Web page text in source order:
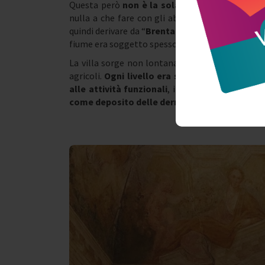
Questa però non è la sola possibile origine
nulla a che fare con gli abitanti della villa,
quindi derivare da “Brenta mal contenuta
”
fiume era soggetto spesso a straripamenti.
La villa sorge non lontana dalla laguna e si
agricoli. Ogni livello era stato pensato per
alle attività funzionali, il primo piano a
come deposito delle derrate agricole